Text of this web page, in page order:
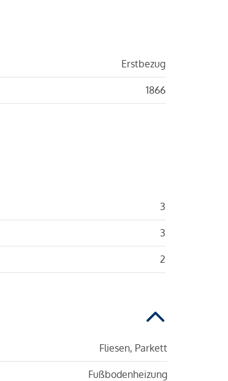
Erstbezug
1866
3
3
2
Fliesen, Parkett
Fußbodenheizung